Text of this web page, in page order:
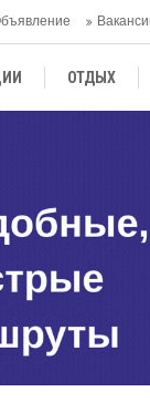
ОТДЫХ
АЗИЯ